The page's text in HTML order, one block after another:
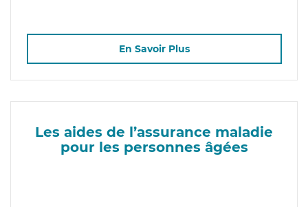
En Savoir Plus
Les aides de l’assurance maladie
pour les personnes âgées